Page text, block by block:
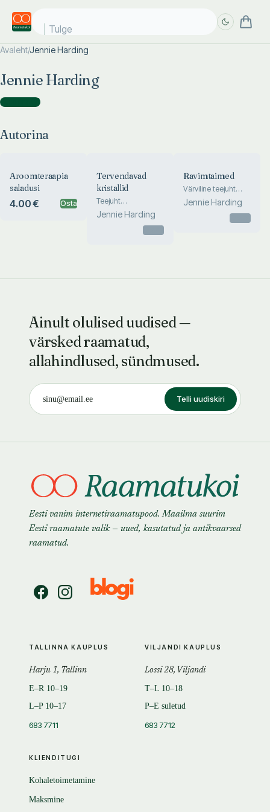
Tulge j
Avaleht/Jennie Harding
Jennie Harding
Autorina )
Autorina
Aroomteraapia
saladusi
4.00 € Osta
Tervendavad
kristallid
Teejuht
emotsionaalse ja
füüsilise tasakaaluni
Jennie Harding
Ravimtaimed
Värviline teejuht
ravimtaimede ja
taimeravi juurde
Jennie Harding
Ainult olulised uudised —
värsked raamatud,
allahindlused, sündmused.
Telli uudiskiri
Eesti vanim internetiraamatupood. Maailma suurim
Eesti raamatute valik — uued, kasutatud ja antikvaarsed
raamatud.
KLIENDITUGI
Kohaletoimetamine
Maksmine
TALLINNA KAUPLUS
Harju 1, Tallinn
E–R 10–19
L–P 10–17
683 7711
VILJANDI KAUPLUS
Lossi 28, Viljandi
T–L 10–18
P–E suletud
683 7712